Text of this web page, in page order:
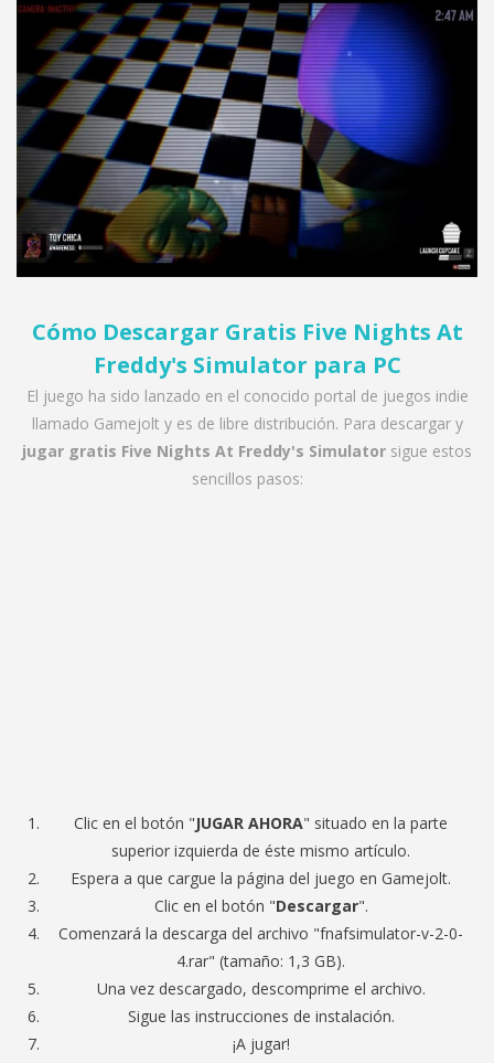
Cómo Descargar Gratis Five Nights At
Freddy's Simulator para PC
El juego ha sido lanzado en el conocido portal de juegos indie
llamado Gamejolt y es de libre distribución. Para descargar y
jugar gratis Five Nights At Freddy's Simulator sigue estos
sencillos pasos:
Clic en el botón "JUGAR AHORA" situado en la parte
superior izquierda de éste mismo artículo.
Espera a que cargue la página del juego en Gamejolt.
Clic en el botón "Descargar".
Comenzará la descarga del archivo "fnafsimulator-v-2-0-
4.rar" (tamaño: 1,3 GB).
Una vez descargado, descomprime el archivo.
Sigue las instrucciones de instalación.
¡A jugar!